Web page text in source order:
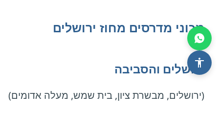
מכוני מדרסים מחוז ירושלים
ירושלים והסביבה
(ירושלים, מבשרת ציון, בית שמש, מעלה אדומים)